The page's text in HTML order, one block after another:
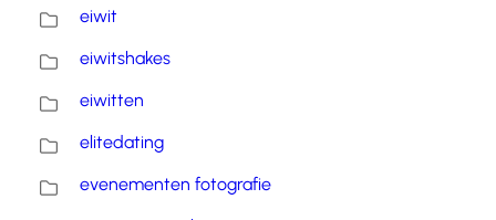
eiwit
eiwitshakes
eiwitten
elitedating
evenementen fotografie